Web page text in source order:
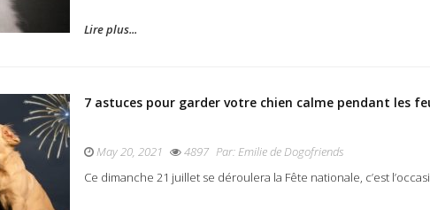
Lire plus...
7 astuces pour garder votre chien calme pendant les
May 20, 2021 4897 Par:Emilie de Dogofriends
Ce dimanche 21 juillet se déroulera la Fête nationale, c’est